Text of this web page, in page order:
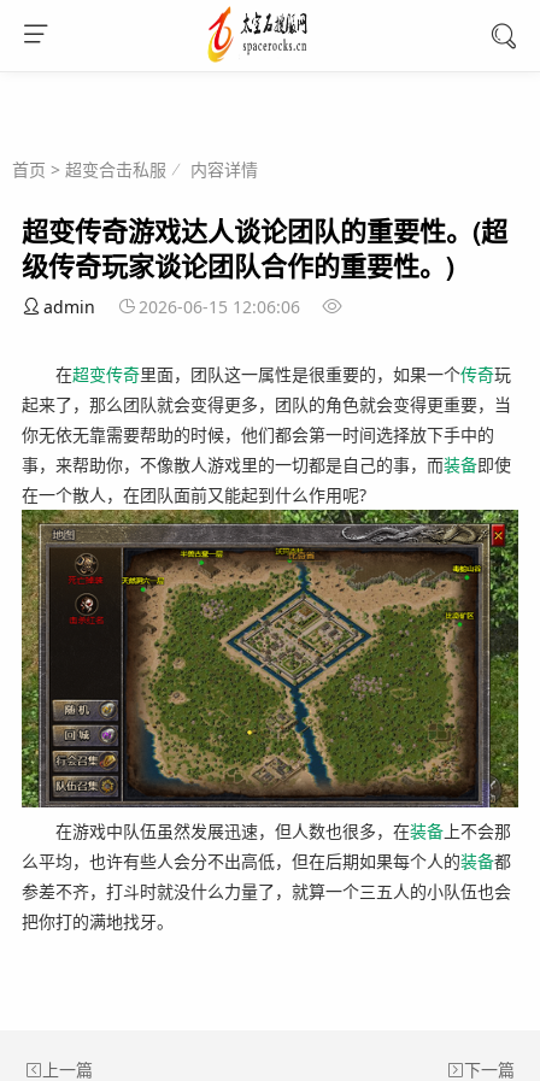
首页 > 超变合击私服 内容详情
超变传奇游戏达人谈论团队的重要性。(超
级传奇玩家谈论团队合作的重要性。)
admin 2026-06-15 12:06:06
在超变传奇里面，团队这一属性是很重要的，如果一个传奇玩
起来了，那么团队就会变得更多，团队的角色就会变得更重要，当
你无依无靠需要帮助的时候，他们都会第一时间选择放下手中的
事，来帮助你，不像散人游戏里的一切都是自己的事，而装备即使
在一个散人，在团队面前又能起到什么作用呢?
在游戏中队伍虽然发展迅速，但人数也很多，在装备上不会那
么平均，也许有些人会分不出高低，但在后期如果每个人的装备都
参差不齐，打斗时就没什么力量了，就算一个三五人的小队伍也会
把你打的满地找牙。
上一篇 下一篇